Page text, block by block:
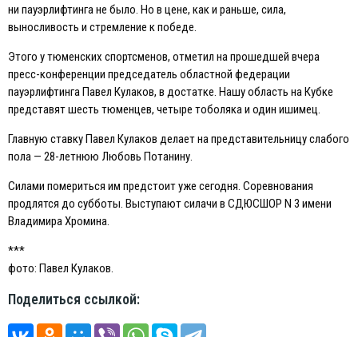
ни пауэрлифтинга не было. Но в цене, как и раньше, сила,
выносливость и стремление к победе.
Этого у тюменских спортсменов, отметил на прошедшей вчера
пресс-конференции председатель областной федерации
пауэрлифтинга Павел Кулаков, в достатке. Нашу область на Кубке
представят шесть тюменцев, четыре тоболяка и один ишимец.
Главную ставку Павел Кулаков делает на представительницу слабого
пола — 28-летнюю Любовь Потанину.
Силами помериться им предстоит уже сегодня. Соревнования
продлятся до субботы. Выступают силачи в СДЮСШОР N 3 имени
Владимира Хромина.
***
фото: Павел Кулаков.
Поделиться ссылкой: